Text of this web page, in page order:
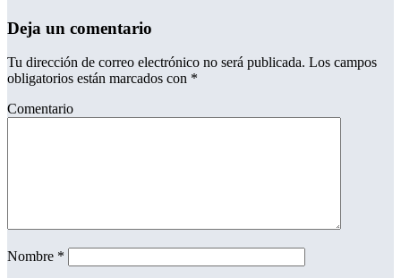
Deja un comentario
Tu dirección de correo electrónico no será publicada. Los campos
obligatorios están marcados con *
Comentario
Nombre *